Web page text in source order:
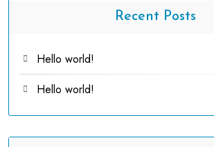
Recent Posts
Hello world!
Hello world!